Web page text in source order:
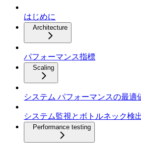
はじめに
Architecture
パフォーマンス指標
Scaling
システム パフォーマンスの最適
システム監視とボトルネック検
Performance testing